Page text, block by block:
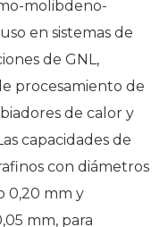
molibdeno-
en sistemas de
de GNL,
procesamiento de
de calor y
capacidades de
con diámetros
0,20 mm y
mm, para